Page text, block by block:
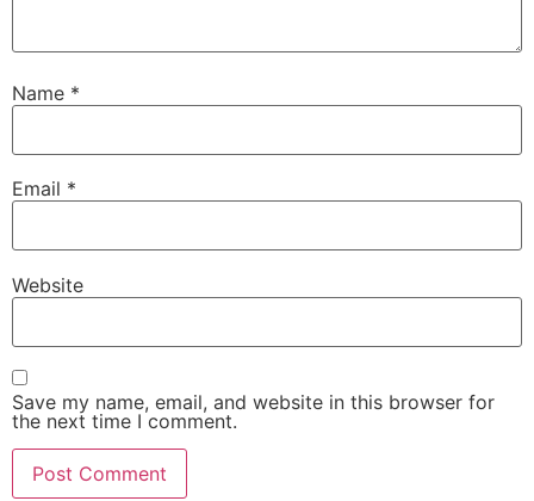
Name *
Email *
Website
Save my name, email, and website in this browser for
the next time I comment.